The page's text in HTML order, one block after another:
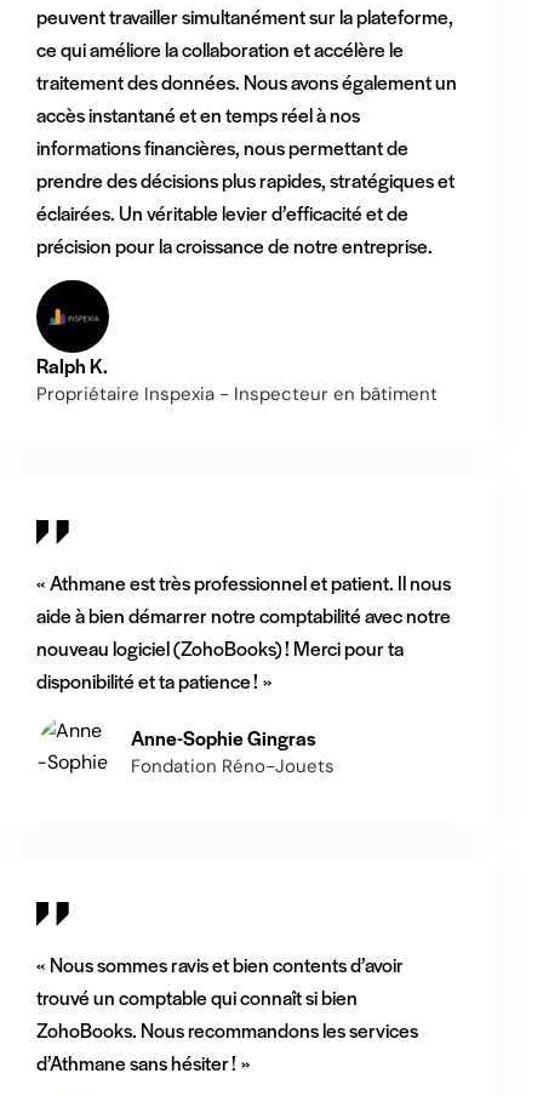
peuvent travailler simultanément sur la plateforme,
ce qui améliore la collaboration et accélère le
traitement des données. Nous avons également un
accès instantané et en temps réel à nos
informations financières, nous permettant de
prendre des décisions plus rapides, stratégiques et
éclairées. Un véritable levier d’efficacité et de
précision pour la croissance de notre entreprise.
Ralph K.
Propriétaire Inspexia - Inspecteur en bâtiment
« Athmane est très professionnel et patient. Il nous
aide à bien démarrer notre comptabilité avec notre
nouveau logiciel (ZohoBooks) ! Merci pour ta
disponibilité et ta patience ! »
Anne-Sophie Gingras
Fondation Réno-Jouets
« Nous sommes ravis et bien contents d’avoir
trouvé un comptable qui connaît si bien
ZohoBooks. Nous recommandons les services
d’Athmane sans hésiter ! »